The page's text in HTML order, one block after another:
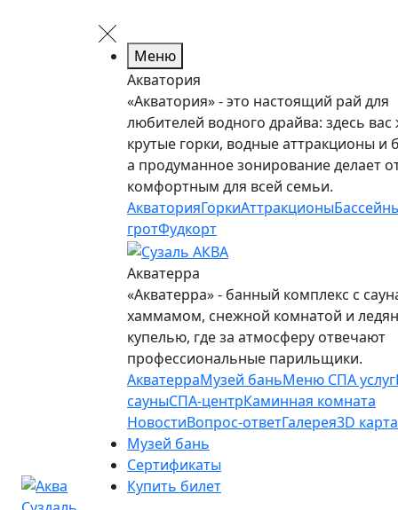
Меню
Акватория
«Акватория» - это настоящий рай для
любителей водного драйва: здесь вас
крутые горки, водные аттракционы и
а продуманное зонирование делает
комфортным для всей семьи.
АкваторияГоркиАттракционы
гротФудкорт
Акватерра
«Акватерра» - банный комплекс с
хаммамом, снежной комнатой и
купелью, где за атмосферу отвечают
профессиональные парильщики.
АкватерраМузей баньМеню СПА услуг
сауныСПА-центрКаминная комната
НовостиВопрос-ответГалерея3D карта
Музей бань
Сертификаты
Купить билет